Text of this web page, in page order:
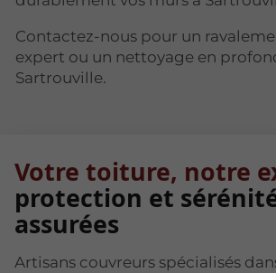
Contactez-nous pour un
expert ou un nettoyage en
Sartrouville.
Votre toiture, notre
protection et
assurées
Artisans couvreurs spécialisés